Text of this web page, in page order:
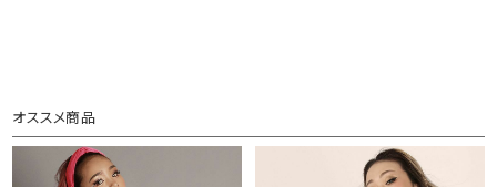
オススメ商品